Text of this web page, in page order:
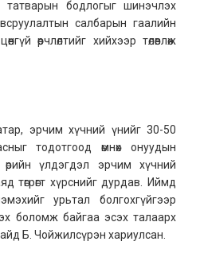
татварын бодлогыг шинэчлэх
салбарын гаалийн
өөрчлөлтийг хийхээр төлөвлөж
эрчим хүчний үнийг 30-50
тодотгоод өмнөх онуудын
үлдэгдэл эрчим хүчний
төгрөгт хүрснийг дурдав. Иймд
урьтал болгохгүйгээр
боломж байгаа эсэх талаарх
Б. Чойжилсүрэн хариулсан.